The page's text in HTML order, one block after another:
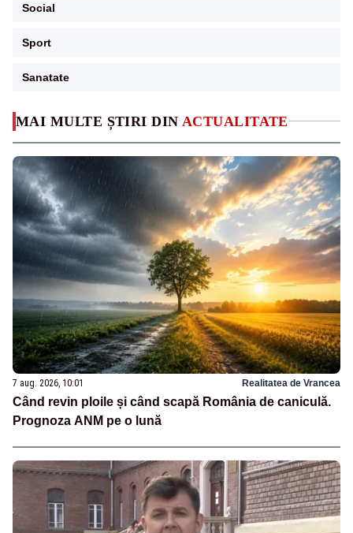
MAI MULTE ȘTIRI DIN ACTUALITATE
7 aug. 2026, 10:01 Realitatea de Vrancea
Când revin ploile și când scapă România de caniculă.
Prognoza ANM pe o lună
Social
Sport
Sanatate